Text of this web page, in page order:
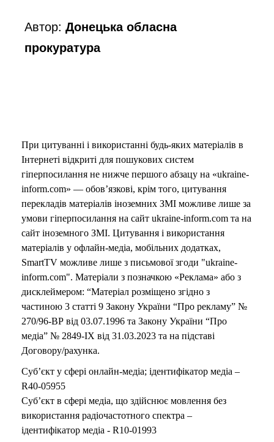
Автор:Донецька обласна
прокуратура
При цитуванні і використанні будь-яких матеріалів в
Інтернеті відкриті для пошукових систем
гіперпосилання не нижче першого абзацу на «ukraine-
inform.com» — обов’язкові, крім того, цитування
перекладів матеріалів іноземних ЗМІ можливе лише за
умови гіперпосилання на сайт ukraine-inform.com та на
сайт іноземного ЗМІ. Цитування і використання
матеріалів у офлайн-медіа, мобільних додатках,
SmartTV можливе лише з письмової згоди "ukraine-
inform.com". Матеріали з позначкою «Реклама» або з
дисклеймером: “Матеріал розміщено згідно з
частиною 3 статті 9 Закону України “Про рекламу” №
270/96-ВР від 03.07.1996 та Закону України “Про
медіа” № 2849-IX від 31.03.2023 та на підставі
Договору/рахунка.
Суб’єкт у сфері онлайн-медіа; ідентифікатор медіа –
R40-05955
Суб’єкт в сфері медіа, що здійснює мовлення без
використання радіочастотного спектра –
ідентифікатор медіа - R10-01993